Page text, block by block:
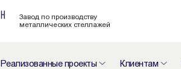
Завод по производству
металлических стеллажей
Реализованные проекты Клиентам